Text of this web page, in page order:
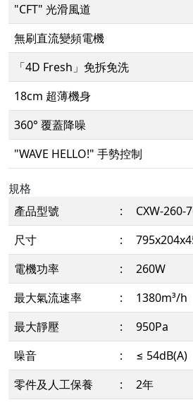
"CFT" 光滑風道
無刷直流變頻電機
「4D Fresh」免拆免洗
18cm 超薄機身
360° 覆蓋降噪
"WAVE HELLO!" 手勢控制
規格
產品型號
:
CXW-260-
尺寸
:
電機功率
:
260W
最大氣流速率
:
1380m³/h
最大靜壓
:
950Pa
噪音
:
≤ 54dB(A)
零件及人工保養
: 2年